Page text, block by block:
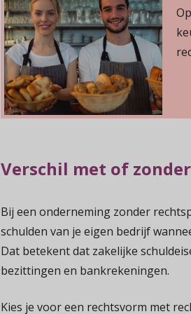
Verschil met of
Bij een onderneming zonder
schulden van je eigen bedrijf
Dat betekent dat zakelijke
bezittingen en bankrekeningen.
Kies je voor een rechtsvorm met